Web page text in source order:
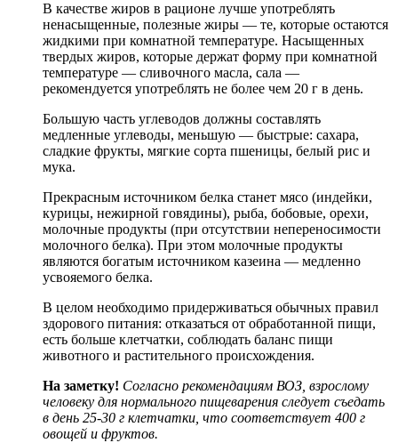
В качестве жиров в рационе лучше употреблять
ненасыщенные, полезные жиры — те, которые остаются
жидкими при комнатной температуре. Насыщенных
твердых жиров, которые держат форму при комнатной
температуре — сливочного масла, сала —
рекомендуется употреблять не более чем 20 г в день.
Большую часть углеводов должны составлять
медленные углеводы, меньшую — быстрые: сахара,
сладкие фрукты, мягкие сорта пшеницы, белый рис и
мука.
Прекрасным источником белка станет мясо (индейки,
курицы, нежирной говядины), рыба, бобовые, орехи,
молочные продукты (при отсутствии непереносимости
молочного белка). При этом молочные продукты
являются богатым источником казеина — медленно
усвояемого белка.
В целом необходимо придерживаться обычных правил
здорового питания: отказаться от обработанной пищи,
есть больше клетчатки, соблюдать баланс пищи
животного и растительного происхождения.
На заметку! Согласно рекомендациям ВОЗ , взрослому
человеку для нормального пищеварения следует съедать
в день 25-30 г клетчатки, что соответствует 400 г
овощей и фруктов.